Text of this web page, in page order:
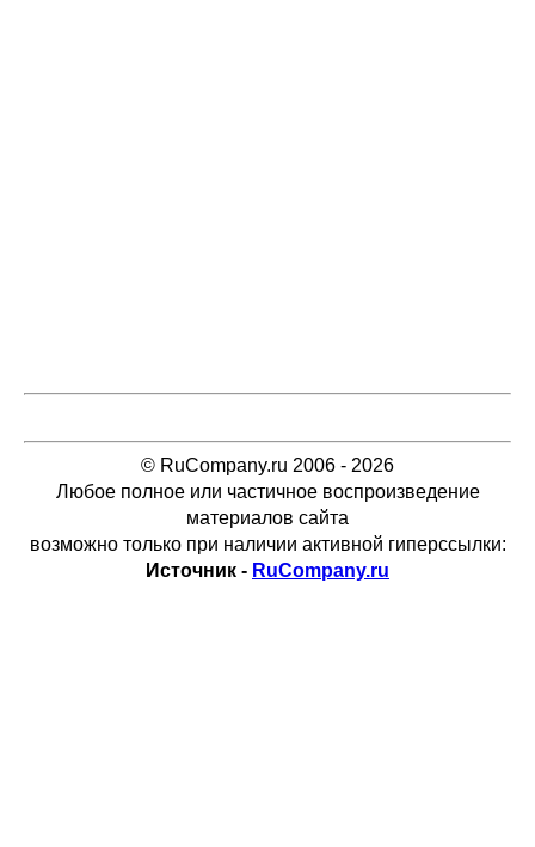
© RuCompany.ru 2006 - 2026
Любое полное или частичное воспроизведение
материалов сайта
возможно только при наличии активной гиперссылки:
Источник - RuCompany.ru